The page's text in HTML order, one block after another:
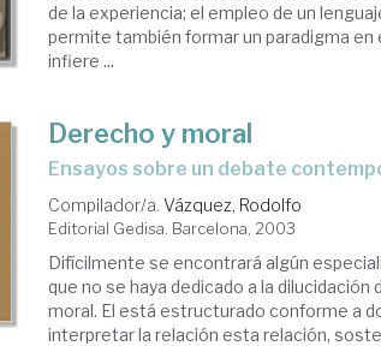
de la experiencia; el empleo de un
permite también formar un paradigma
infiere ...
Derecho y moral
ensayos sobre un debate
Compilador/a.Vázquez, Rodolfo
Editorial Gedisa. Barcelona, 2003
Difícilmente se encontrará algún
que no se haya dedicado a la
moral. El está estructurado conforme a
interpretar la relación esta relación,